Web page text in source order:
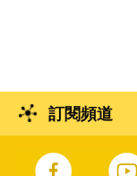
訂閱頻道